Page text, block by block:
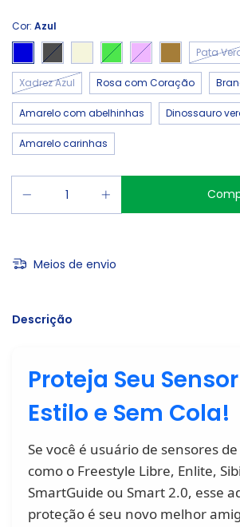
Cor: Azul
Pata
Xadrez Azul Rosa com Coração
Amarelo com abelhinhas Dinossauro
Amarelo carinhas
Meios de envio
Descrição
Proteja Seu
Estilo e Sem Cola!
Se você é usuário de sensores
como o Freestyle Libre, Enlite,
SmartGuide ou Smart 2.0, esse
proteção é seu novo melhor